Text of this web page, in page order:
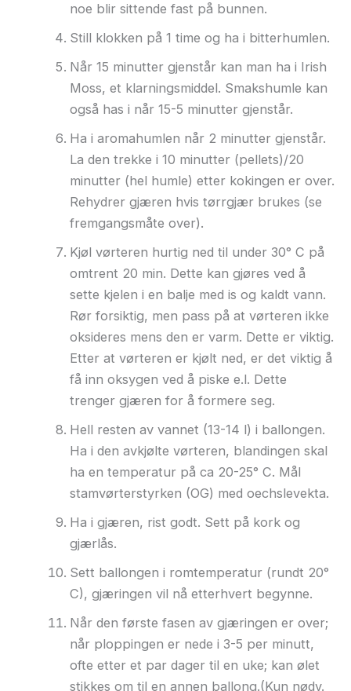
noe blir sittende fast på bunnen.
Still klokken på 1 time og ha i bitterhumlen.
Når 15 minutter gjenstår kan man ha i Irish
Moss, et klarningsmiddel. Smakshumle kan
også has i når 15-5 minutter gjenstår.
Ha i aromahumlen når 2 minutter gjenstår.
La den trekke i 10 minutter (pellets)/20
minutter (hel humle) etter kokingen er over.
Rehydrer gjæren hvis tørrgjær brukes (se
fremgangsmåte over).
Kjøl vørteren hurtig ned til under 30° C på
omtrent 20 min. Dette kan gjøres ved å
sette kjelen i en balje med is og kaldt vann.
Rør forsiktig, men pass på at vørteren ikke
oksideres mens den er varm. Dette er viktig.
Etter at vørteren er kjølt ned, er det viktig å
få inn oksygen ved å piske e.l. Dette
trenger gjæren for å formere seg.
Hell resten av vannet (13-14 l) i ballongen.
Ha i den avkjølte vørteren, blandingen skal
ha en temperatur på ca 20-25° C. Mål
stamvørterstyrken (OG) med oechslevekta.
Ha i gjæren, rist godt. Sett på kork og
gjærlås.
Sett ballongen i romtemperatur (rundt 20°
C), gjæringen vil nå etterhvert begynne.
Når den første fasen av gjæringen er over;
når ploppingen er nede i 3-5 per minutt,
ofte etter et par dager til en uke; kan ølet
stikkes om til en annen ballong.(Kun nødv.